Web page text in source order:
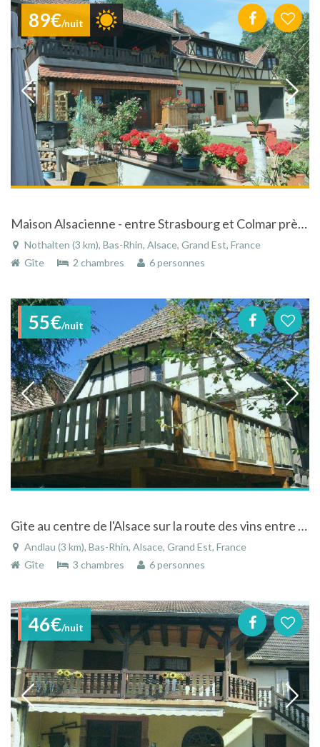
89€/nuit
Maison Alsacienne - entre Strasbourg et Colmar près de Europa Park - près des sites touristiques les plus connus
Nothalten (3 km), Bas-Rhin, Alsace, Grand Est, France
Gîte
2 chambres 6 personnes
55€/nuit
Gite au centre de l'Alsace sur la route des vins entre vignobles et forêts à Andlau
Andlau (3 km), Bas-Rhin, Alsace, Grand Est, France
Gîte
3 chambres 6 personnes
46€/nuit